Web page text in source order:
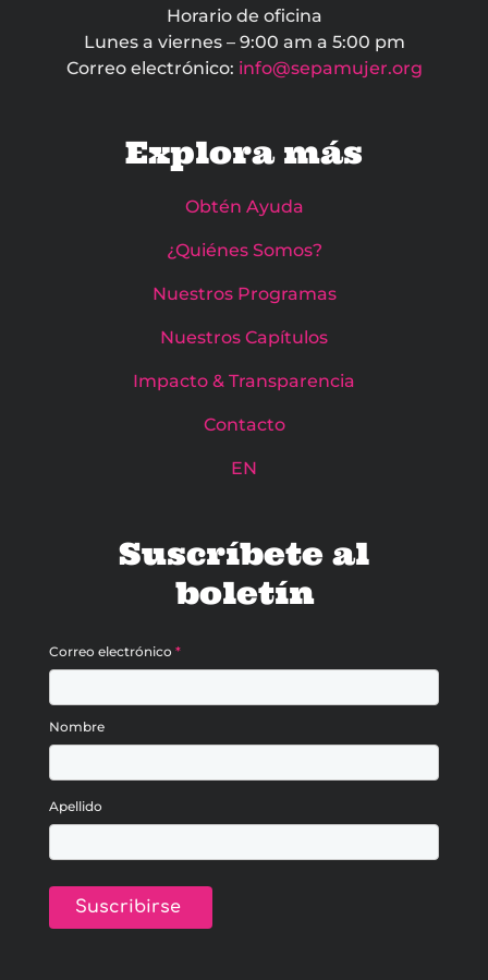
Horario de oficina
Lunes a viernes – 9:00 am a 5:00 pm
Correo electrónico: info@sepamujer.org
Explora más
Obtén Ayuda
¿Quiénes Somos?
Nuestros Programas
Nuestros Capítulos
Impacto & Transparencia
Contacto
EN
Suscríbete al
boletín
Correo electrónico *
Nombre
Apellido